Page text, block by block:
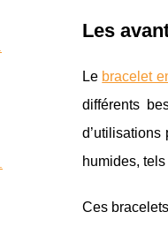
Les
Le bracelet
différents
humides,
Ces